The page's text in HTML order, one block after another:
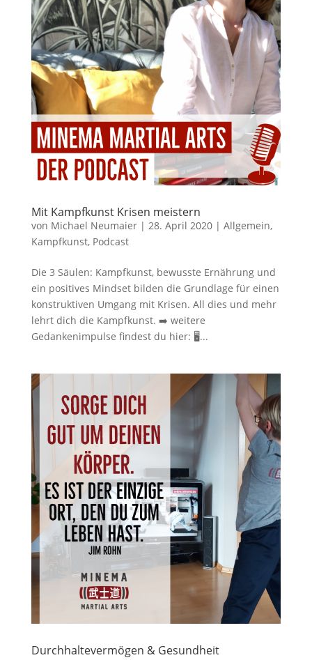
Mit Kampfkunst Krisen meistern
von Michael Neumaier| 28. April 2020| Allgemein,
Kampfkunst, Podcast
Die 3 Säulen: Kampfkunst, bewusste Ernährung und
ein positives Mindset bilden die Grundlage für einen
konstruktiven Umgang mit Krisen. All dies und mehr
lehrt dich die Kampfkunst. ➡️ weitere
Gedankenimpulse findest du hier: 🖥...
Durchhaltevermögen & Gesundheit